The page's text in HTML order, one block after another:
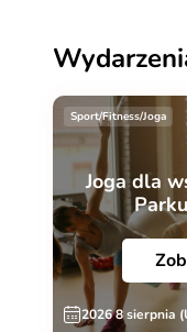
Sport/Fitness/Joga
Joga dla
2026 8 sierpnia